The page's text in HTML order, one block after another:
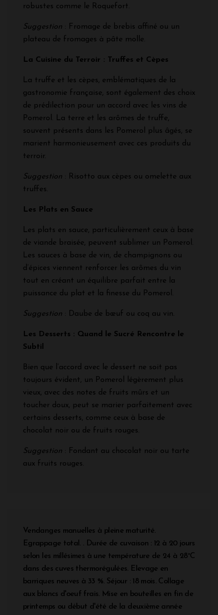
robustes comme le Roquefort.
Suggestion : Fromage de brebis affiné ou un
plateau de fromages à pâte molle.
La Cuisine du Terroir : Truffes et Cèpes
La truffe et les cèpes, emblématiques de la
gastronomie française, sont également des choix
de prédilection pour un accord avec les vins de
Pomerol. La terre et les arômes de truffe,
souvent présents dans les Pomerol plus âgés, se
marient harmonieusement avec ces produits du
terroir.
Suggestion : Risotto aux cèpes ou omelette aux
truffes.
Les Plats en Sauce
Les plats en sauce, particulièrement ceux à base
de viande braisée, peuvent sublimer un Pomerol.
Les sauces à base de vin, de champignons ou
d’épices viennent renforcer les arômes du vin
tout en créant un équilibre parfait entre la
puissance du plat et la finesse du Pomerol.
Suggestion : Daube de bœuf ou coq au vin.
Les Desserts : Quand le Sucré Rencontre le
Subtil
Bien que l’accord avec le dessert ne soit pas
toujours évident, un Pomerol légèrement plus
vieux, avec des notes de fruits mûrs et un
toucher doux, peut se marier parfaitement avec
certains desserts, comme ceux à base de
chocolat noir ou de fruits rouges.
Suggestion : Fondant au chocolat noir ou tarte
aux fruits rouges.
Vendanges manuelles à pleine maturité.
Egrappage total. . Durée de cuvaison : 12 à 20 jours
selon les millésimes à une température de 24 à 28°C
dans des cuves thermorégulées. Elevage en
barriques neuves à 33 %. Séjour : 18 mois. Collage
aux blancs d'oeuf frais. Mise en bouteilles en fin de
printemps ou début d'été de la deuxième année